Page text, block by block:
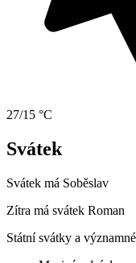
27/15 °C
Svátek
Svátek má Soběslav
Zítra má svátek Roman
Státní svátky a